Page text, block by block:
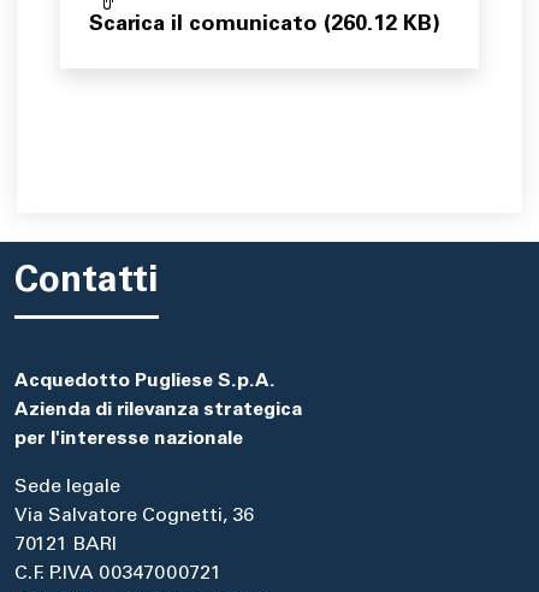
Scarica il comunicato (260.12 KB)
Contatti
Acquedotto Pugliese S.p.A.
Azienda di rilevanza strategica
per l'interesse nazionale
Sede legale
Via Salvatore Cognetti, 36
70121 BARI
C.F. P.IVA 00347000721